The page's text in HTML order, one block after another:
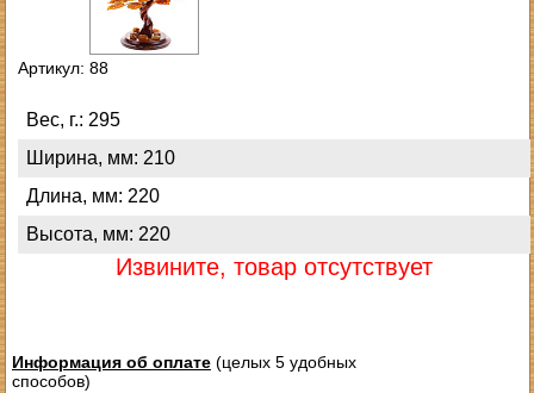
Артикул: 88
Вес, г.: 295
Ширина, мм: 210
Длина, мм: 220
Высота, мм: 220
Извините, товар отсутствует
Информация об оплате(целых 5 удобных
способов)